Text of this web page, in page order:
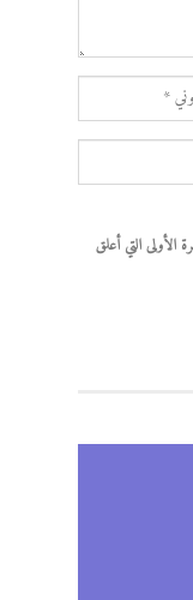
الأولى التي أعلق